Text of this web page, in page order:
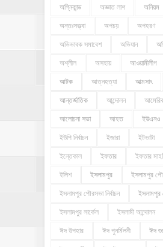
অগ্নিকান্ড অজ্ঞাত লাশ অনিয়ম
অন্তঃসত্ত্বা অপচয় অপহরণ
অভিভাবক সমাবেশ অভিযান
অশ্লীল অসহায় আওয়ামীলীগ
আটক আত্নহত্যা আত্মসাৎ
আন্তর্জাতিক আন্দোলন
আলোচনা সভা আহত ইউএনও
ইউপি নির্বাচন ইজারা ইটভাটা
ইন্তেকাল ইফতার ইফতার
ইলিশ ইসলামপুর ইসলামপুর
ইসলামপুর পৌরসভা নির্বাচন ইসলামপুর
ইসলামপুর সার্কেল ইসলামী আন্দোলন
ঈদ উপহার ঈদ পুনর্মিলনী ঈদ